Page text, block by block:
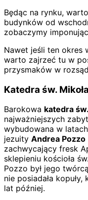
Będąc na rynku,
budynków od
zobaczymy
Nawet jeśli ten okres
warto zajrzeć tu w
przysmaków w
Katedra św.
Barokowa katedra
najważniejszych
wybudowana w latach
jezuity Andrea Pozzo
zachwycający fresk
sklepieniu kościoła
Pozzo był jego
nie posiadała
lat później.